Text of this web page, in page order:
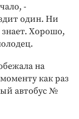
-
один. Ни
Хорошо,
на
как раз
автобус №